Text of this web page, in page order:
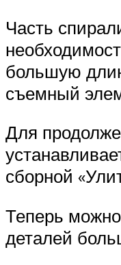
Часть
большую
съемный
Для
сборной
Теперь
деталей